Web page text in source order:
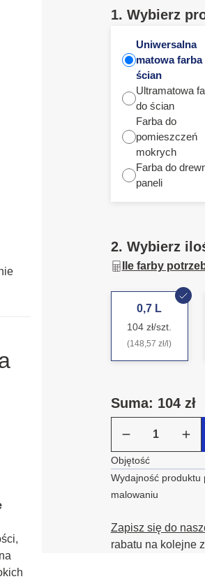
1. Wybierz
Uniwersalna
matowa farba
ścian
Ultramatowa
do ścian
Farba do
pomieszczeń
mokrych
Farba do
paneli
2. Wybierz
Ile farby
0,7 L
104 zł/szt.
(148,57 zł/l)
Suma: 104 zł
Objętość
Wydajność produktu
malowaniu
Zapisz się do
rabatu na kolejne